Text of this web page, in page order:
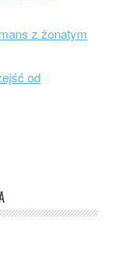
z żonatym
od